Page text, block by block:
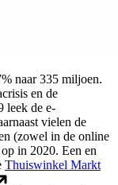
naar 335 miljoen.
en de
leek de e-
vielen de
(zowel in de online
in 2020. Een en
Thuiswinkel Markt